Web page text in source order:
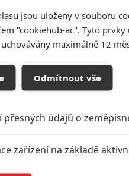
Neuvěřitelný
televizní výhry
Rudmen
Nepochopitelné „štěstí“
televizní hře je podané
Pusťte si trailer filmu dle
životopisném
první žena mezi
jsou uloženy v souboru
"cookiehub-ac". Tyto
maximálně 12
Odmítnout vše
přesných údajů o
zařízení na základě